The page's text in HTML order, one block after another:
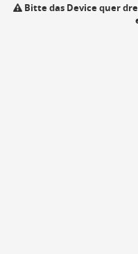
Bitte das Device quer